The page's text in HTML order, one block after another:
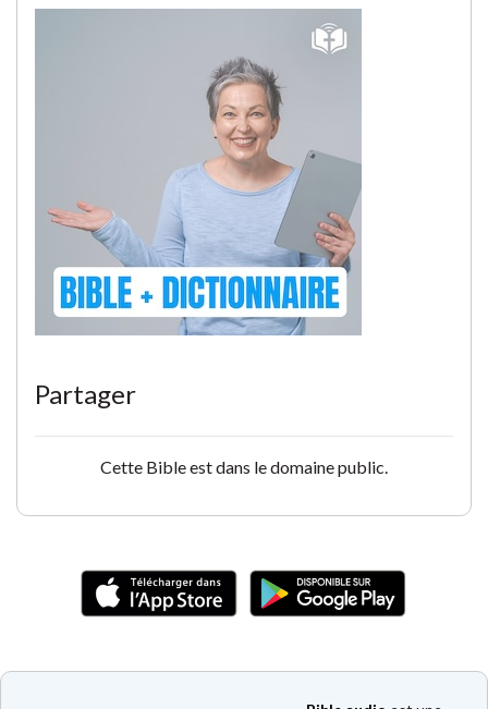
Partager
Cette Bible est dans le domaine public.